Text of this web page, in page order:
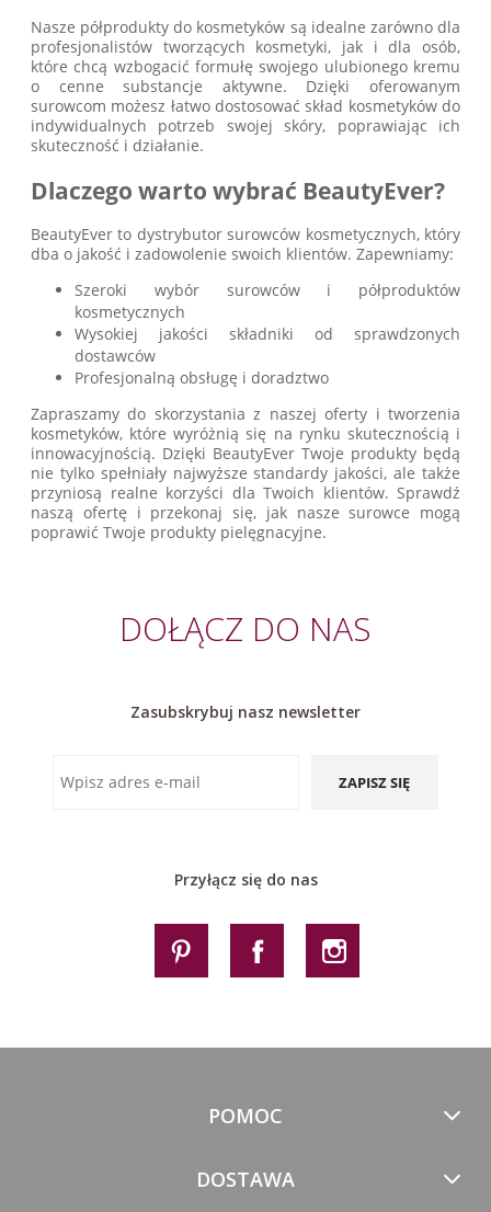
Nasze półprodukty do kosmetyków są idealne zarówno dla
profesjonalistów tworzących kosmetyki, jak i dla osób,
które chcą wzbogacić formułę swojego ulubionego kremu
o cenne substancje aktywne. Dzięki oferowanym
surowcom możesz łatwo dostosować skład kosmetyków do
indywidualnych potrzeb swojej skóry, poprawiając ich
skuteczność i działanie.
Dlaczego warto wybrać BeautyEver?
BeautyEver to dystrybutor surowców kosmetycznych, który
dba o jakość i zadowolenie swoich klientów. Zapewniamy:
Szeroki wybór surowców i półproduktów
kosmetycznych
Wysokiej jakości składniki od sprawdzonych
dostawców
Profesjonalną obsługę i doradztwo
Zapraszamy do skorzystania z naszej oferty i tworzenia
kosmetyków, które wyróżnią się na rynku skutecznością i
innowacyjnością. Dzięki BeautyEver Twoje produkty będą
nie tylko spełniały najwyższe standardy jakości, ale także
przyniosą realne korzyści dla Twoich klientów. Sprawdź
naszą ofertę i przekonaj się, jak nasze surowce mogą
poprawić Twoje produkty pielęgnacyjne.
DOŁĄCZ DO NAS
Zasubskrybuj nasz newsletter
ZAPISZ SIĘ
Przyłącz się do nas
POMOC
DOSTAWA